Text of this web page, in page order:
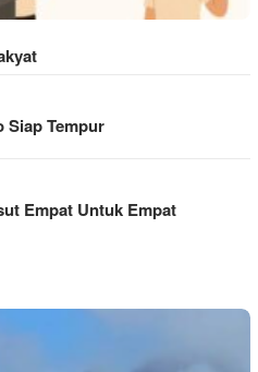
Siap Tempur
Empat Untuk Empat